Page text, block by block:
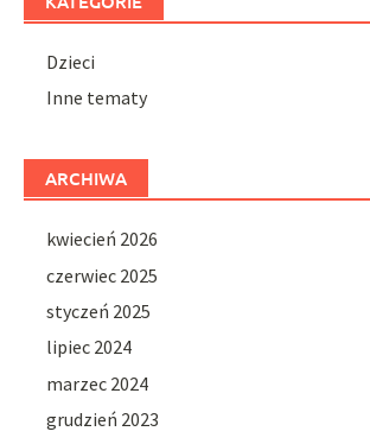
Dzieci
Inne tematy
ARCHIWA
kwiecień 2026
czerwiec 2025
styczeń 2025
lipiec 2024
marzec 2024
grudzień 2023